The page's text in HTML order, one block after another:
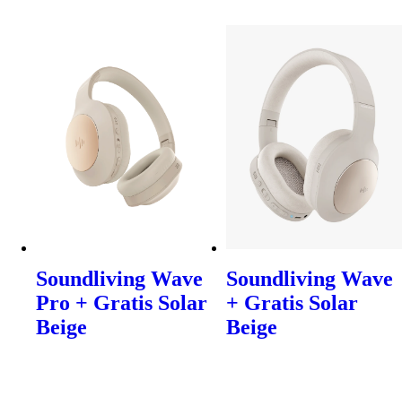
Soundliving Wave
Pro + Gratis Solar
Beige
Soundliving Wave
+ Gratis Solar
Beige